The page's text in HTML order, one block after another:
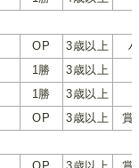
OP 3歳以上
1勝 3歳以上
1勝 3歳以上
OP 3歳以上 賞